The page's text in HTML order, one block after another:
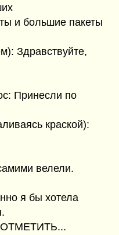
и большие пакеты
Здравствуйте,
Принесли по
краской):
велели.
я бы хотела
ОТМЕТИТЬ...